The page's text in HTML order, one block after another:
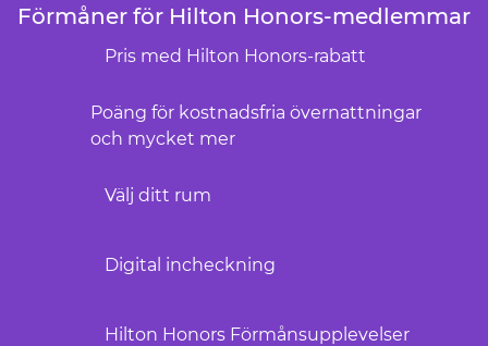
Förmåner för Hilton Honors-medlemmar
Pris med Hilton Honors-rabatt
Poäng för kostnadsfria övernattningar
och mycket mer
Välj ditt rum
Digital incheckning
Hilton Honors Förmånsupplevelser